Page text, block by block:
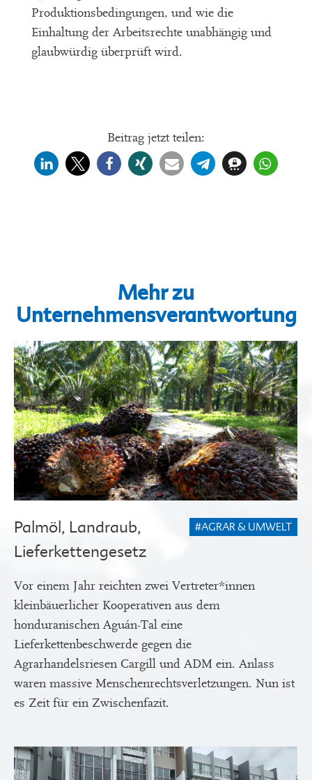
Produktionsbedingungen, und wie die
Einhaltung der Arbeitsrechte unabhängig und
glaubwürdig überprüft wird.
Beitrag jetzt teilen:
Mehr zu
Unternehmensverantwortung
#AGRAR & UMWELT
Palmöl, Landraub,
Lieferkettengesetz
Vor einem Jahr reichten zwei Vertreter*innen
kleinbäuerlicher Kooperativen aus dem
honduranischen Aguán-Tal eine
Lieferkettenbeschwerde gegen die
Agrarhandelsriesen Cargill und ADM ein. Anlass
waren massive Menschenrechtsverletzungen. Nun ist
es Zeit für ein Zwischenfazit.